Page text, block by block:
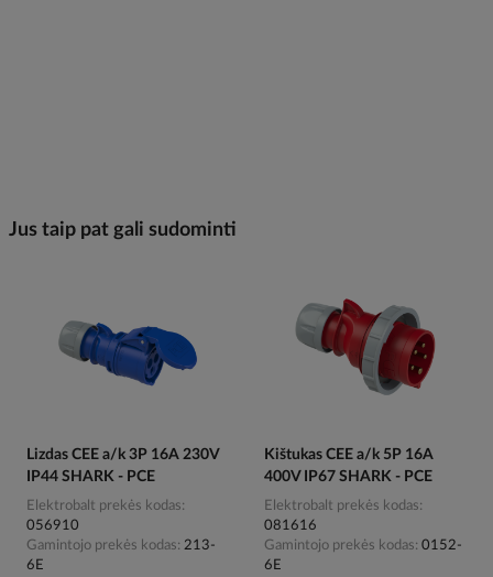
Jus taip pat gali sudominti
Lizdas CEE a/k 3P 16A 230V
IP44 SHARK - PCE
Elektrobalt prekės kodas
056910
Gamintojo prekės kodas 213-
6E
Kištukas CEE a/k 5P 16A
400V IP67 SHARK - PCE
Elektrobalt prekės kodas
081616
Gamintojo prekės kodas 0152-
6E